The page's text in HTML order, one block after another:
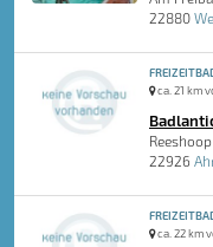
22880
ca. 21 km
22926
ca. 22 km